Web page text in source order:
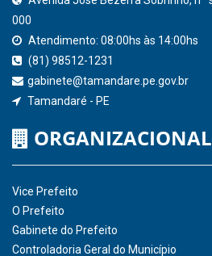
Consultar Convênios
Receber Informações sobre novos
Hora:16:50/ Sexta-Feira,07 de
de 2026
INSTITUCIONAL
CNPJ: 01.596.018/0001-60